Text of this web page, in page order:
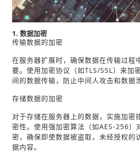
1. 数据加密
传输数据的加密
在服务器扩展时，确保数据在传输过程
要。使用加密协议（如TLS/SSL）来加
间的数据传输，防止中间人攻击和数据
存储数据的加密
对于存储在服务器上的数据，实施加密
密性。使用强加密算法（如AES-256）
密，确保即使数据被盗取，未经授权的
据内容。